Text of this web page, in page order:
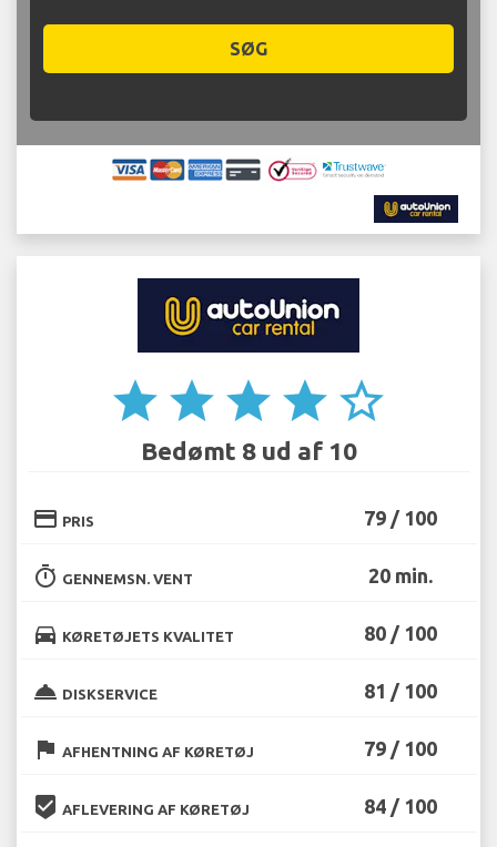
SØG
star star star star star_border
Bedømt 8 ud af 10
credit_card PRIS 79 / 100
timer GENNEMSN. VENT 20 min.
directions_car KØRETØJETS KVALITET 80 / 100
room_service DISKSERVICE 81 / 100
flag AFHENTNING AF KØRETØJ 79 / 100
beenhere AFLEVERING AF KØRETØJ 84 / 100